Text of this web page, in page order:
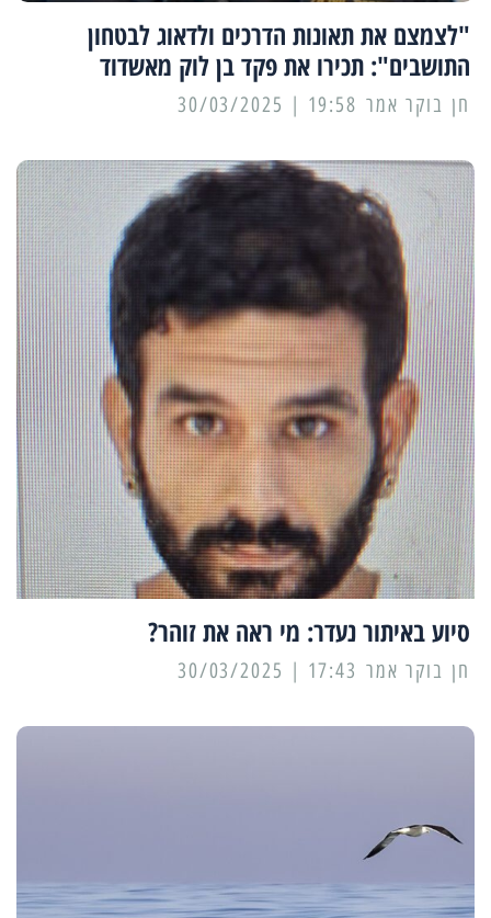
"לצמצם את תאונות הדרכים ולדאוג לבטחון
התושבים": תכירו את פקד בן לוק מאשדוד
19:58 | 30/03/2025
סיוע באיתור נעדר: מי ראה את זוהר?
17:43 | 30/03/2025